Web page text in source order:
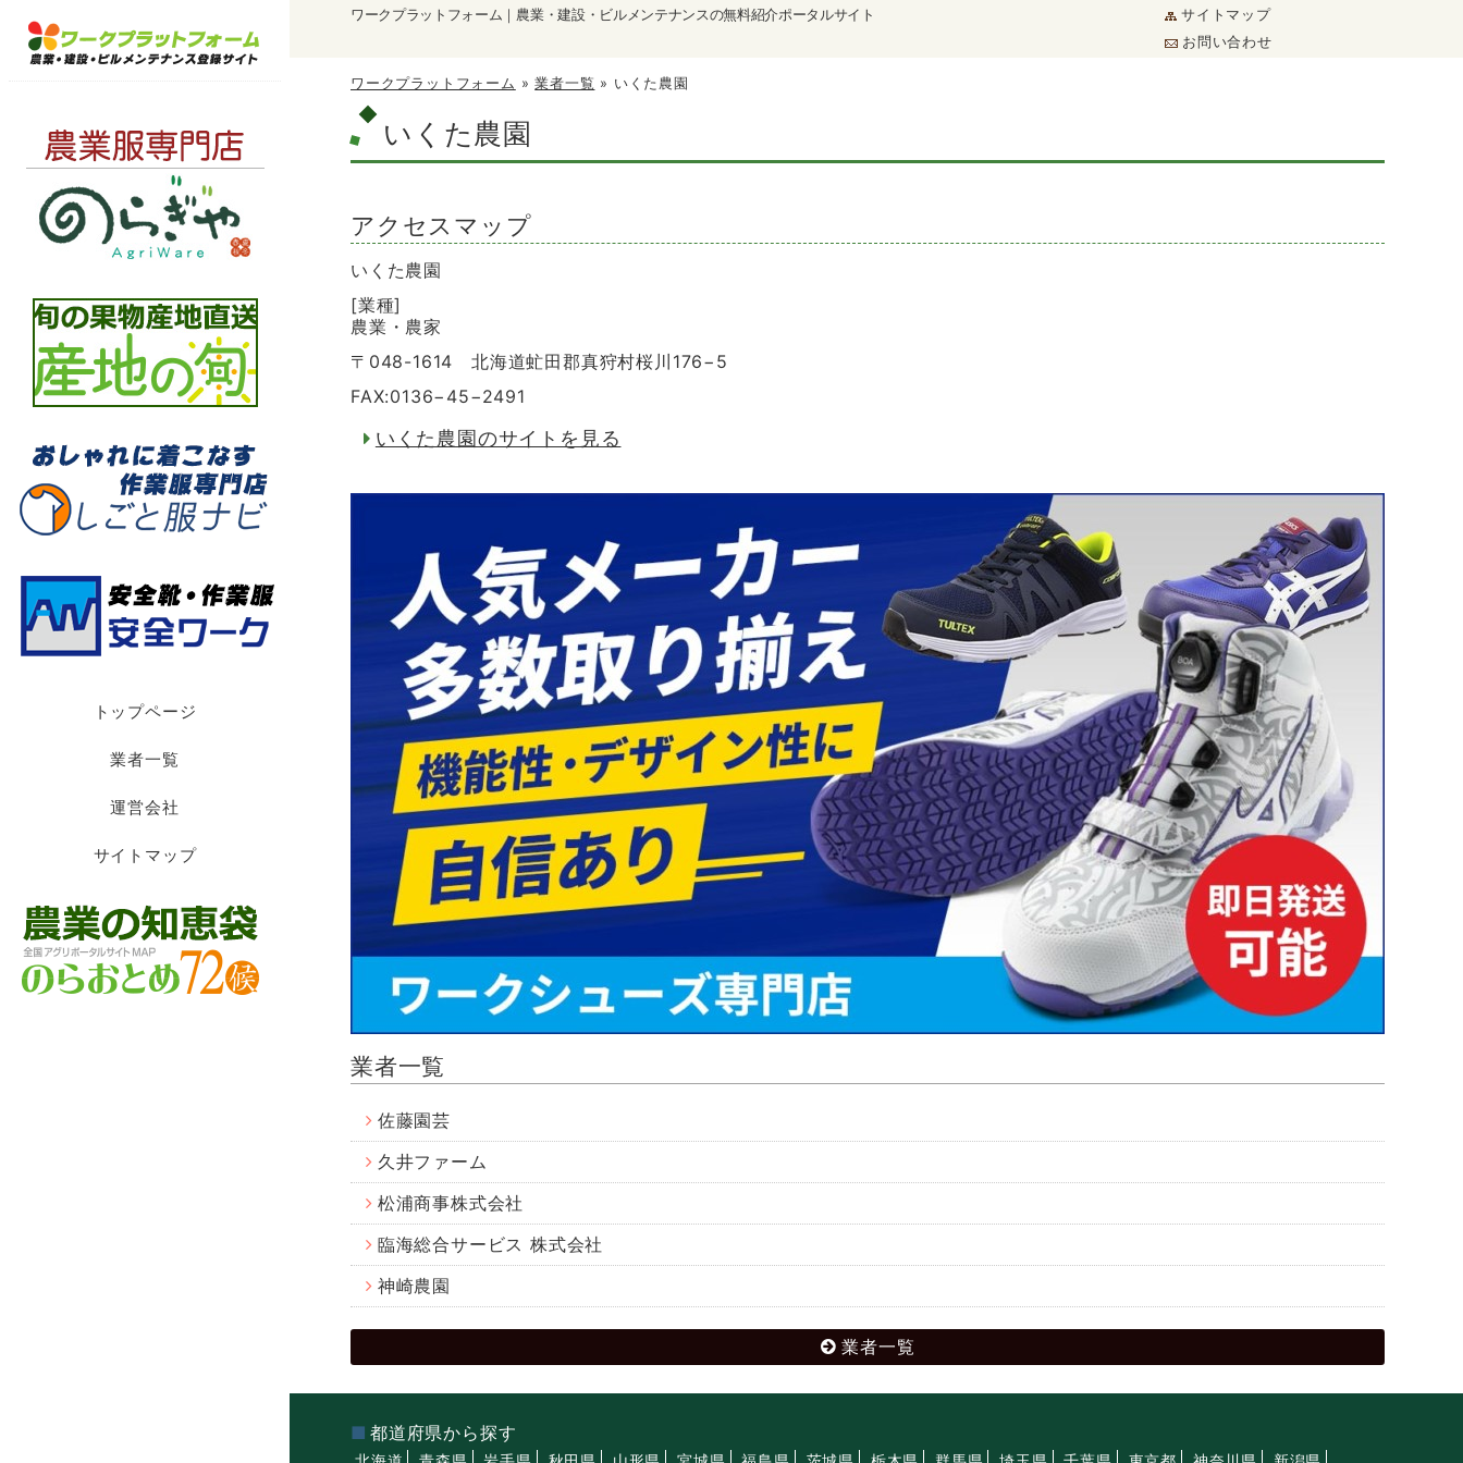
ワークプラットフォーム｜農業・建設・ビルメンテナンスの無料紹介ポータルサイト
サイトマップ
お問い合わせ
トップページ
業者一覧
運営会社
サイトマップ
ワークプラットフォーム »業者一覧 » いくた農園
いくた農園
アクセスマップ
いくた農園
[業種]
農業・農家
〒048-1614 北海道虻田郡真狩村桜川176−5
FAX:0136−45−2491
いくた農園のサイトを見る
業者一覧
佐藤園芸
久井ファーム
松浦商事株式会社
臨海総合サービス 株式会社
神崎農園
業者一覧
都道府県から探す